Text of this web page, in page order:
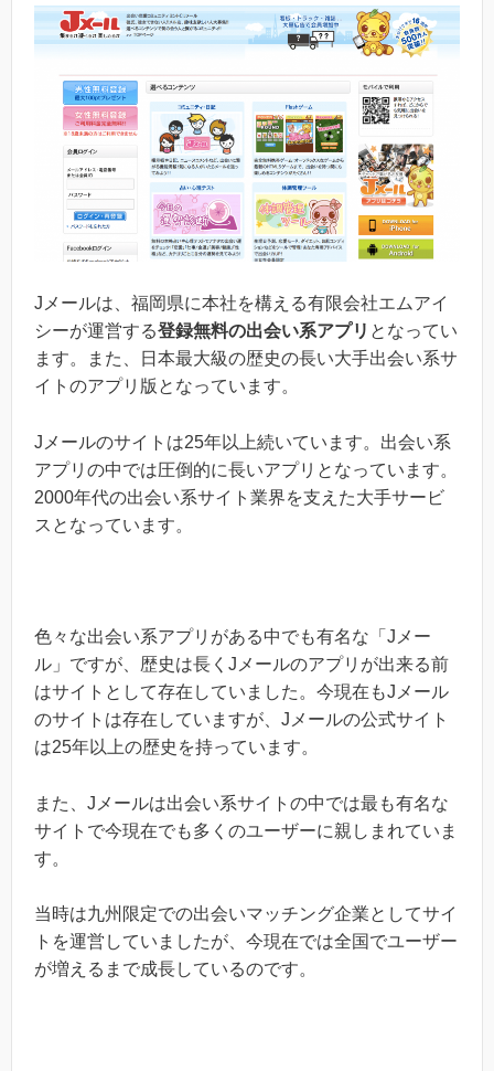
Jメールは、福岡県に本社を構える有限会社エムアイ
シーが運営する登録無料の出会い系アプリ となってい
ます。また、日本最大級の歴史の長い大手出会い系サ
イトのアプリ版となっています。
Jメールのサイトは25年以上続いています。出会い系
アプリの中では圧倒的に長いアプリとなっています。
2000年代の出会い系サイト業界を支えた大手サービ
スとなっています。
色々な出会い系アプリがある中でも有名な「Jメー
ル」ですが、歴史は長くJメールのアプリが出来る前
はサイトとして存在していました。今現在もJメール
のサイトは存在していますが、Jメールの公式サイト
は25年以上の歴史を持っています。
また、Jメールは出会い系サイトの中では最も有名な
サイトで今現在でも多くのユーザーに親しまれていま
す。
当時は九州限定での出会いマッチング企業としてサイ
トを運営していましたが、今現在では全国でユーザー
が増えるまで成長しているのです。